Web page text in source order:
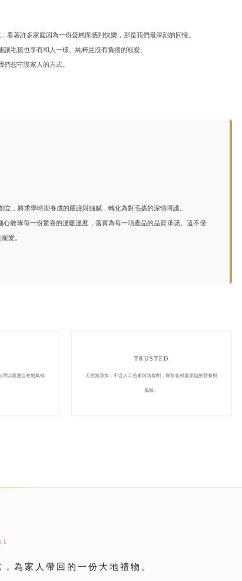
看著許多家庭因為一份蛋糕而感到快樂，那是我們最深刻的回憶。
毛孩也享有和人一樣、純粹且沒有負擔的寵愛。
立，將求學時期養成的嚴謹與細膩，轉化為對毛孩的深情呵護。
雕琢每一份驚喜的溫暖溫度，落實為每一項產品的品質承諾。這不僅
愛。
灣以最適合在地氣候
TRUSTED
天然無添加：不含人工色素與防腐劑，保留食材最原始的營養與
風味。
為家人帶回的一份大地禮物。